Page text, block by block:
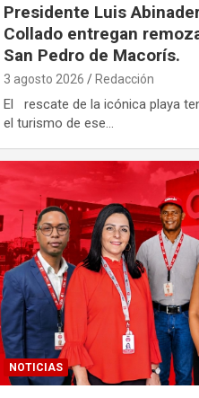
Presidente Luis
Collado entregan
San Pedro de Macorís.
3 agosto 2026 Redacción
El rescate de la icónica playa
el turismo de ese…
NOTICIAS